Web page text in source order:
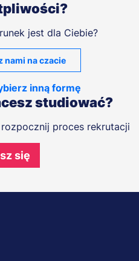
jest dla Ciebie?
nami na czacie
inną formę
studiować?
proces rekrutacji
się